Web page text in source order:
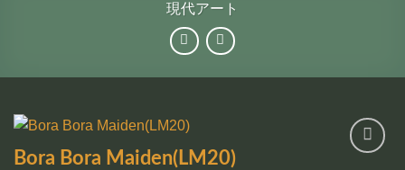
現代アート
Bora Bora Maiden(LM20)